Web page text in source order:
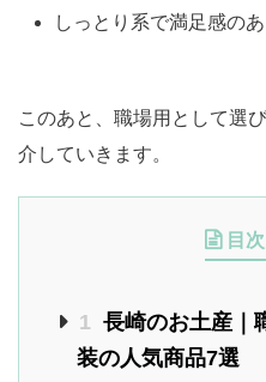
しっとり系で満足感の
このあと、職場用として選
介していきます。
目次
1 長崎のお土産｜
装の人気商品7選